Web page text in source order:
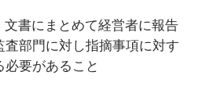
書にまとめて経営者に報告
部門に対し指摘事項に対す
必要があること